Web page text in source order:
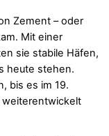
Zement – oder
Mit einer
sie stabile Häfen,
heute stehen.
bis es im 19.